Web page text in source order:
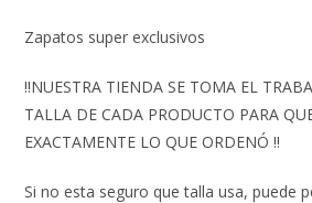
Zapatos super exclusivos
‼️NUESTRA TIENDA SE TOMA EL
TALLA DE CADA PRODUCTO PARA
EXACTAMENTE LO QUE ORDENÓ ‼️
Si no esta seguro que talla usa, puede